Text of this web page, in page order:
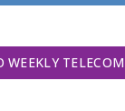
TELECOM